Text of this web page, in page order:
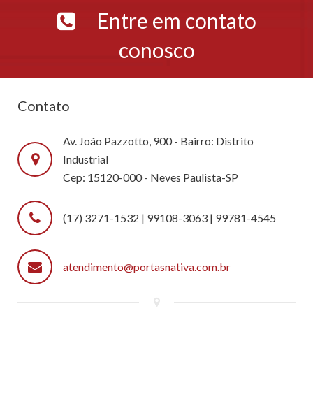
Linhas de Produtos
Galeria de Imagens
Atendimento
Entre em contato
conosco
Contato
Av. João Pazzotto, 900 - Bairro: Distrito
Industrial
Cep: 15120-000 - Neves Paulista-SP
(17) 3271-1532 | 99108-3063 | 99781-4545
atendimento@portasnativa.com.br